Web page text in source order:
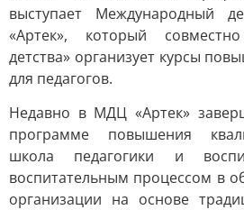
выступает Международный
«Артек», который
детства» организует курсы
для педагогов.
Недавно в МДЦ «Артек»
программе повышения
школа педагогики и
воспитательным процессом в
организации на основе